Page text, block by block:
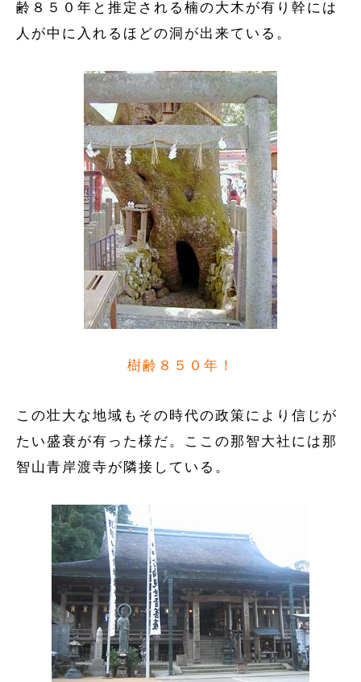
齢８５０年と推定される楠の大木が有り幹には
人が中に入れるほどの洞が出来ている。
樹齢８５０年！
この壮大な地域もその時代の政策により信じが
たい盛衰が有った様だ。ここの那智大社には那
智山青岸渡寺が隣接している。